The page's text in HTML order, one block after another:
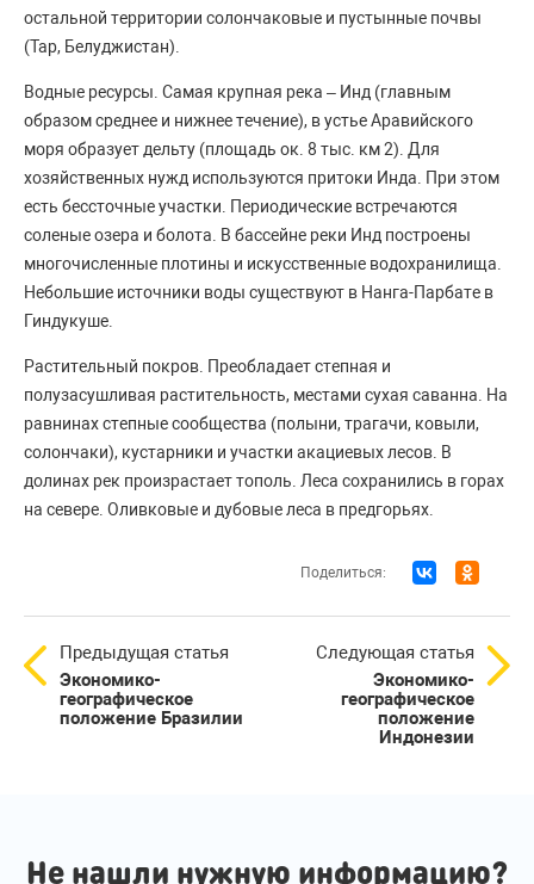
остальной территории солончаковые и пустынные почвы
(Тар, Белуджистан).
Водные ресурсы. Самая крупная река – Инд (главным
образом среднее и нижнее течение), в устье Аравийского
моря образует дельту (площадь ок. 8 тыс. км 2). Для
хозяйственных нужд используются притоки Инда. При этом
есть бессточные участки. Периодические встречаются
соленые озера и болота. В бассейне реки Инд построены
многочисленные плотины и искусственные водохранилища.
Небольшие источники воды существуют в Нанга-Парбате в
Гиндукуше.
Растительный покров. Преобладает степная и
полузасушливая растительность, местами сухая саванна. На
равнинах степные сообщества (полыни, трагачи, ковыли,
солончаки), кустарники и участки акациевых лесов. В
долинах рек произрастает тополь. Леса сохранились в горах
на севере. Оливковые и дубовые леса в предгорьях.
Поделиться:
Предыдущая статья
Экономико-
географическое
положение Бразилии
Следующая статья
Экономико-
географическое
положение
Индонезии
Не нашли нужную информацию?